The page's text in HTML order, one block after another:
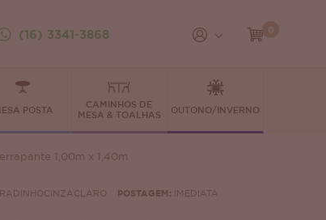
(16) 3341-3868
POSTA
CAMINHOS DE
MESA & TOALHAS
OUTONO/INVERNO
1,00m x 1,40m
POSTAGEM: IMEDIATA